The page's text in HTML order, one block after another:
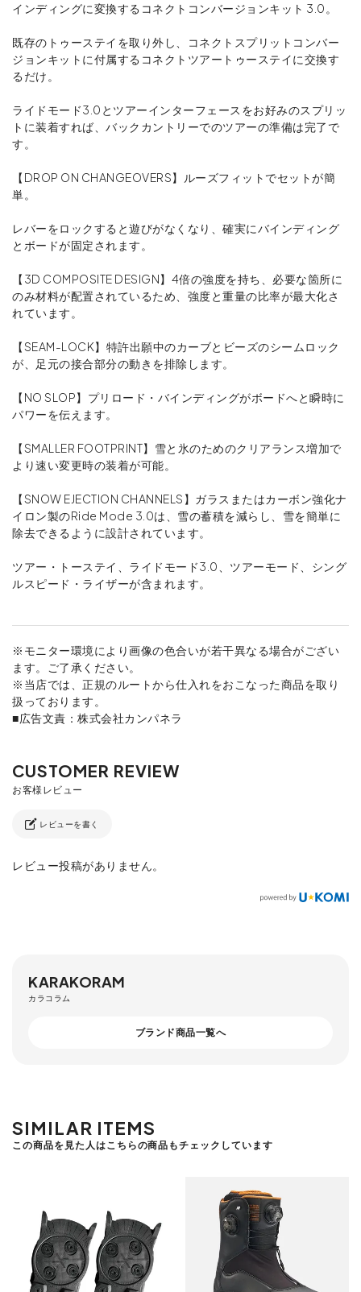
インディングに変換するコネクトコンバージョンキット 3.0。
既存のトゥーステイを取り外し、コネクトスプリットコンバー
ジョンキットに付属するコネクトツアートゥーステイに交換す
るだけ。
ライドモード3.0とツアーインターフェースをお好みのスプリッ
トに装着すれば、バックカントリーでのツアーの準備は完了で
す。
【DROP ON CHANGEOVERS】ルーズフィットでセットが簡
単。
レバーをロックすると遊びがなくなり、確実にバインディング
とボードが固定されます。
【3D COMPOSITE DESIGN】4倍の強度を持ち、必要な箇所に
のみ材料が配置されているため、強度と重量の比率が最大化さ
れています。
【SEAM-LOCK】特許出願中のカーブとビーズのシームロック
が、足元の接合部分の動きを排除します。
【NO SLOP】プリロード・バインディングがボードへと瞬時に
パワーを伝えます。
【SMALLER FOOTPRINT】雪と氷のためのクリアランス増加で
より速い変更時の装着が可能。
【SNOW EJECTION CHANNELS】ガラスまたはカーボン強化ナ
イロン製のRide Mode 3.0は、雪の蓄積を減らし、雪を簡単に
除去できるように設計されています。
ツアー・トーステイ、ライドモード3.0、ツアーモード、シング
ルスピード・ライザーが含まれます。
※モニター環境により画像の色合いが若干異なる場合がござい
ます。ご了承ください。
※当店では、正規のルートから仕入れをおこなった商品を取り
扱っております。
■広告文責：株式会社カンパネラ
レビューを書く
レビュー投稿がありません。
KARAKORAM
カラコラム
ブランド商品一覧へ
SIMILAR ITEMS
この商品を見た人はこちらの商品もチェックしています